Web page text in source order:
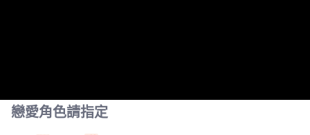
戀愛角色請指定